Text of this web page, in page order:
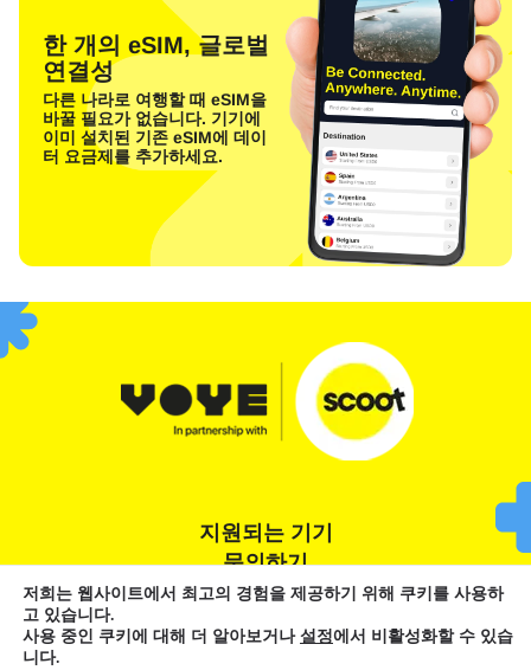
한 개의 eSIM, 글로벌
연결성
다른 나라로 여행할 때 eSIM을
바꿀 필요가 없습니다. 기기에
이미 설치된 기존 eSIM에 데이
터 요금제를 추가하세요.
지원되는 기기
문의하기
이용 약관 개인정보 처리방침 쿠키 정책
저희는 웹사이트에서 최고의 경험을 제공하기 위해 쿠키를 사용하
고 있습니다.
사용 중인 쿠키에 대해 더 알아보거나설정에서 비활성화할 수 있습
니다.